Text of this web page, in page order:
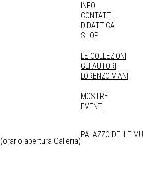
(orario apertura Galleria)
INFO
CONTATTI
DIDATTICA
SHOP
LE COLLEZIONI
GLI AUTORI
LORENZO VIANI
MOSTRE
EVENTI
PALAZZO DELLE